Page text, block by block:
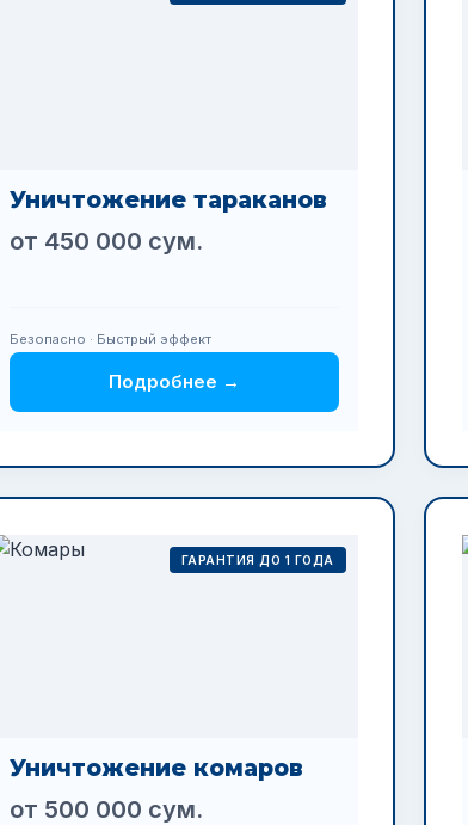
Уничтожение тараканов
от 450 000 сум.
Безопасно · Быстрый эффект
Подробнее →
ГАРАНТИЯ ДО 1 ГОДА
Уничтожение комаров
от 500 000 сум.